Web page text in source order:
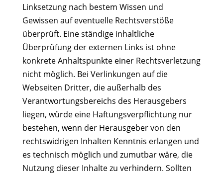
Linksetzung nach bestem Wissen und
Gewissen auf eventuelle Rechtsverstöße
überprüft. Eine ständige inhaltliche
Überprüfung der externen Links ist ohne
konkrete Anhaltspunkte einer Rechtsverletzung
nicht möglich. Bei Verlinkungen auf die
Webseiten Dritter, die außerhalb des
Verantwortungsbereichs des Herausgebers
liegen, würde eine Haftungsverpflichtung nur
bestehen, wenn der Herausgeber von den
rechtswidrigen Inhalten Kenntnis erlangen und
es technisch möglich und zumutbar wäre, die
Nutzung dieser Inhalte zu verhindern. Sollten